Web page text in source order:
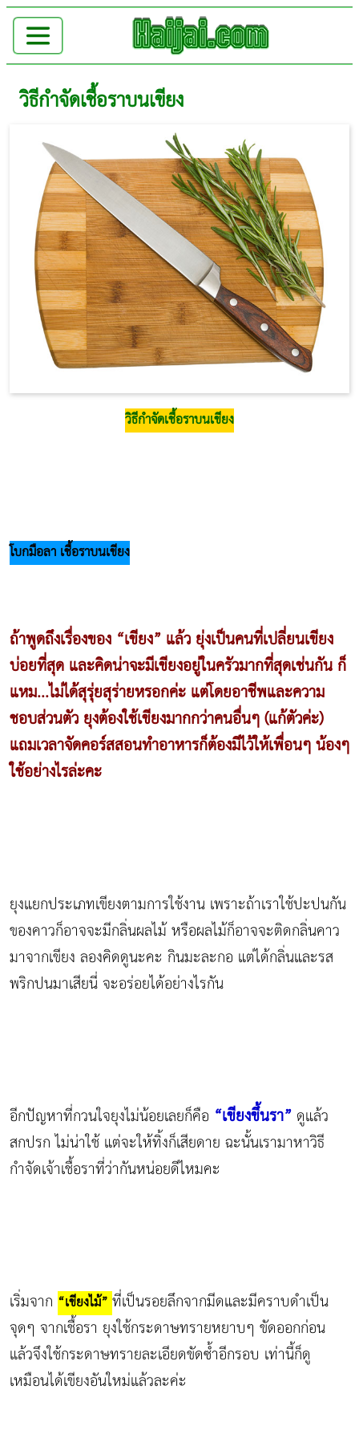
วิธีกำจัดเชื้อราบนเขียง
วิธีกำจัดเชื้อราบนเขียง
โบกมือลา เชื้อราบนเขียง
ถ้าพูดถึงเรื่องของ “เขียง” แล้ว ยุ่งเป็นคนที่เปลี่ยนเขียง
บ่อยที่สุด และคิดน่าจะมีเขียงอยู่ในครัวมากที่สุดเช่นกัน ก็
แหม...ไม่ได้สุรุ่ยสุร่ายหรอกค่ะ แต่โดยอาชีพและความ
ชอบส่วนตัว ยุงต้องใช้เขียงมากกว่าคนอื่นๆ (แก้ตัวค่ะ)
แถมเวลาจัดคอร์สสอนทำอาหารก็ต้องมีไว้ให้เพื่อนๆ น้องๆ
ใช้อย่างไรล่ะคะ
ยุงแยกประเภทเขียงตามการใช้งาน เพราะถ้าเราใช้ปะปนกัน
ของคาวก็อาจจะมีกลิ่นผลไม้ หรือผลไม้ก็อาจจะติดกลิ่นคาว
มาจากเขียง ลองคิดดูนะคะ กินมะละกอ แต่ได้กลิ่นและรส
พริกปนมาเสียนี่ จะอร่อยได้อย่างไรกัน
อีกปัญหาที่กวนใจยุงไม่น้อยเลยก็คือ “เขียงขึ้นรา”ดูแล้ว
สกปรก ไม่น่าใช้ แต่จะให้ทิ้งก็เสียดาย ฉะนั้นเรามาหาวิธี
กำจัดเจ้าเชื้อราที่ว่ากันหน่อยดีไหมคะ
เริ่มจาก “เขียงไม้” ที่เป็นรอยลึกจากมีดและมีคราบดำเป็น
จุดๆ จากเชื้อรา ยุงใช้กระดาษทรายหยาบๆ ขัดออกก่อน
แล้วจึงใช้กระดาษทรายละเอียดขัดซ้ำอีกรอบ เท่านี้ก็ดู
เหมือนได้เขียงอันใหม่แล้วละค่ะ